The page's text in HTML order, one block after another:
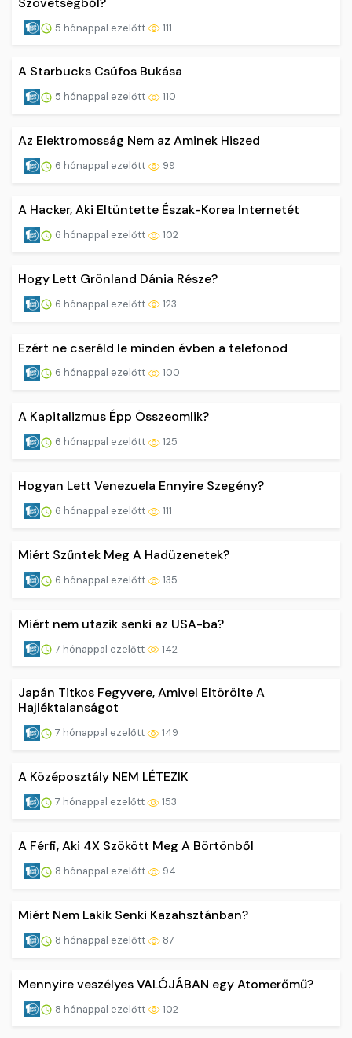
5 hónappal ezelőtt 111
A Starbucks Csúfos Bukása
5 hónappal ezelőtt 110
Az Elektromosság Nem az Aminek Hiszed
6 hónappal ezelőtt 99
A Hacker, Aki Eltüntette Észak-Korea Internetét
6 hónappal ezelőtt 102
Hogy Lett Grönland Dánia Része?
6 hónappal ezelőtt 123
Ezért ne cseréld le minden évben a telefonod
6 hónappal ezelőtt 100
A Kapitalizmus Épp Összeomlik?
6 hónappal ezelőtt 125
Hogyan Lett Venezuela Ennyire Szegény?
6 hónappal ezelőtt 111
Miért Szűntek Meg A Hadüzenetek?
6 hónappal ezelőtt 135
Miért nem utazik senki az USA-ba?
7 hónappal ezelőtt 142
Japán Titkos Fegyvere, Amivel Eltörölte A
Hajléktalanságot
7 hónappal ezelőtt 149
A Középosztály NEM LÉTEZIK
7 hónappal ezelőtt 153
A Férfi, Aki 4X Szökött Meg A Börtönből
8 hónappal ezelőtt 94
Miért Nem Lakik Senki Kazahsztánban?
8 hónappal ezelőtt 87
Mennyire veszélyes VALÓJÁBAN egy Atomerőmű?
8 hónappal ezelőtt 102